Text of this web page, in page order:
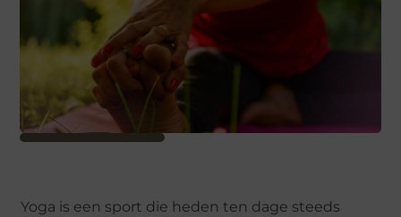
Yoga is een sport die heden ten dage steeds